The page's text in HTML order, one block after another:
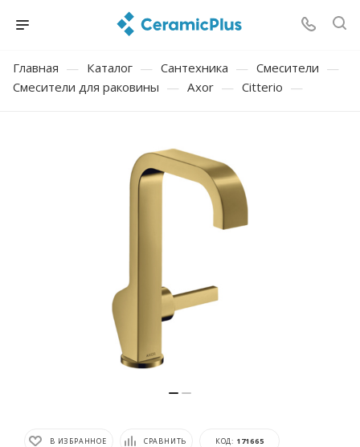
Главная — Каталог — Сантехника — Смесители —
Смесители для раковины — Axor — Citterio —
В ИЗБРАННОЕ СРАВНИТЬ КОД: 171665